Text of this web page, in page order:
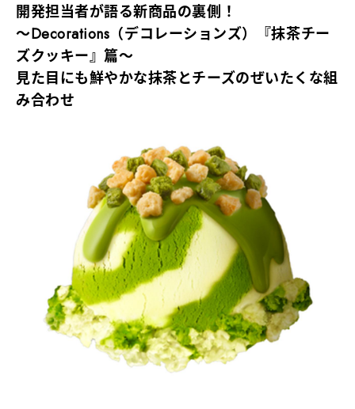
開発担当者が語る新商品の裏側！
～Decorations（デコレーションズ）『抹茶チー
ズクッキー』篇～
見た目にも鮮やかな抹茶とチーズのぜいたくな組
み合わせ